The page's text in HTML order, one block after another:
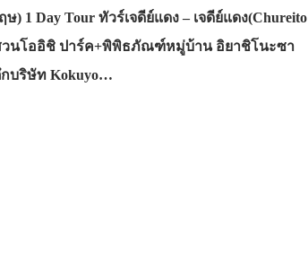
) 1 Day Tour ทัวร์เจดีย์แดง – เจดีย์แดง(Chureito
วนโออิชิ ปาร์ค+พิพิธภัณฑ์หมู่บ้าน อิยาชิโนะซา
บริษัท Kokuyo…